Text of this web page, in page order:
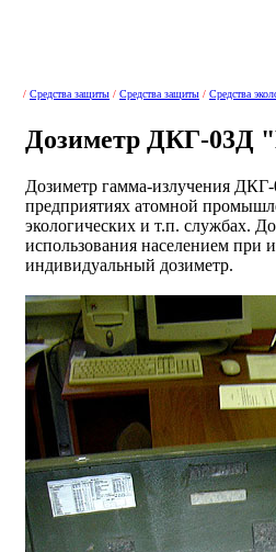
/ Средства защиты / Средства защиты / Cредства
Дозиметр ДКГ-03Д
Дозиметр гамма-излучения
предприятиях атомной
экологических и т.п. службах.
использования населением при
индивидуальный дозиметр.